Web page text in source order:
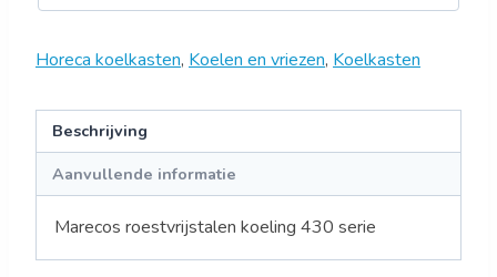
Horeca koelkasten, Koelen en vriezen, Koelkasten
Beschrijving
Aanvullende informatie
Marecos roestvrijstalen koeling 430 serie